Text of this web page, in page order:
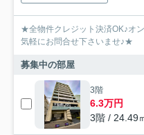
★全物件クレジット決済OK♪オ
気軽にお問合せ下さいませ♪★
募集中の部屋
3階
6.3万円
3階 / 24.49